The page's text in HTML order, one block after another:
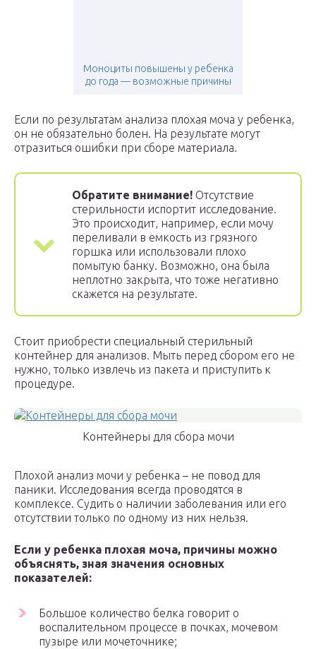
Моноциты повышены у ребенка
до года — возможные причины
Если по результатам анализа плохая моча у ребенка,
он не обязательно болен. На результате могут
отразиться ошибки при сборе материала.
Обратите внимание! Отсутствие
стерильности испортит исследование.
Это происходит, например, если мочу
переливали в емкость из грязного
горшка или использовали плохо
помытую банку. Возможно, она была
неплотно закрыта, что тоже негативно
скажется на результате.
Стоит приобрести специальный стерильный
контейнер для анализов. Мыть перед сбором его не
нужно, только извлечь из пакета и приступить к
процедуре.
Контейнеры для сбора мочи
Плохой анализ мочи у ребенка – не повод для
паники. Исследования всегда проводятся в
комплексе. Судить о наличии заболевания или его
отсутствии только по одному из них нельзя.
Если у ребенка плохая моча, причины можно
объяснять, зная значения основных
показателей:
Большое количество белка говорит о
воспалительном процессе в почках, мочевом
пузыре или мочеточнике;